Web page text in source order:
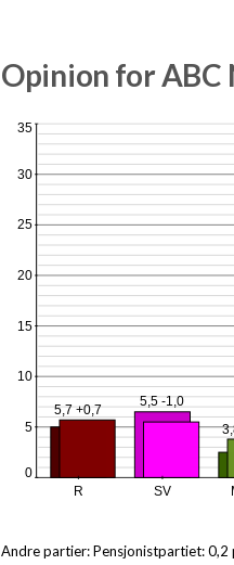
Opinion for ABC
5,7 +0,7
5,5 -1,0
R SV
0
5
10
15
20
25
30
35
Andre partier: Pensjonistpartiet: